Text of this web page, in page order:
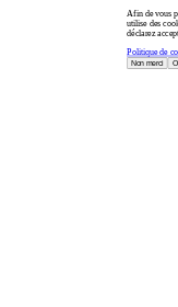
Afin de vous
utilise des
déclarez
Politique de
Non merci